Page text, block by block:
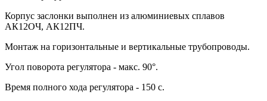
Корпус заслонки выполнен из алюминиевых сплавов
АК12ОЧ, АК12ПЧ.
Монтаж на горизонтальные и вертикальные трубопроводы.
Угол поворота регулятора - макс. 90°.
Время полного хода регулятора - 150 с.